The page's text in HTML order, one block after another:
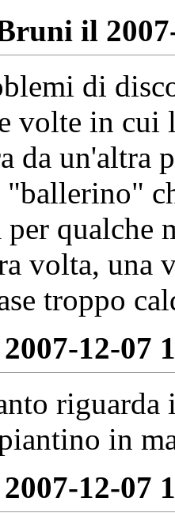
il
di
volte in cui
da un'altra
"ballerino"
qualche
volta, una
troppo
12-07
in
12-07